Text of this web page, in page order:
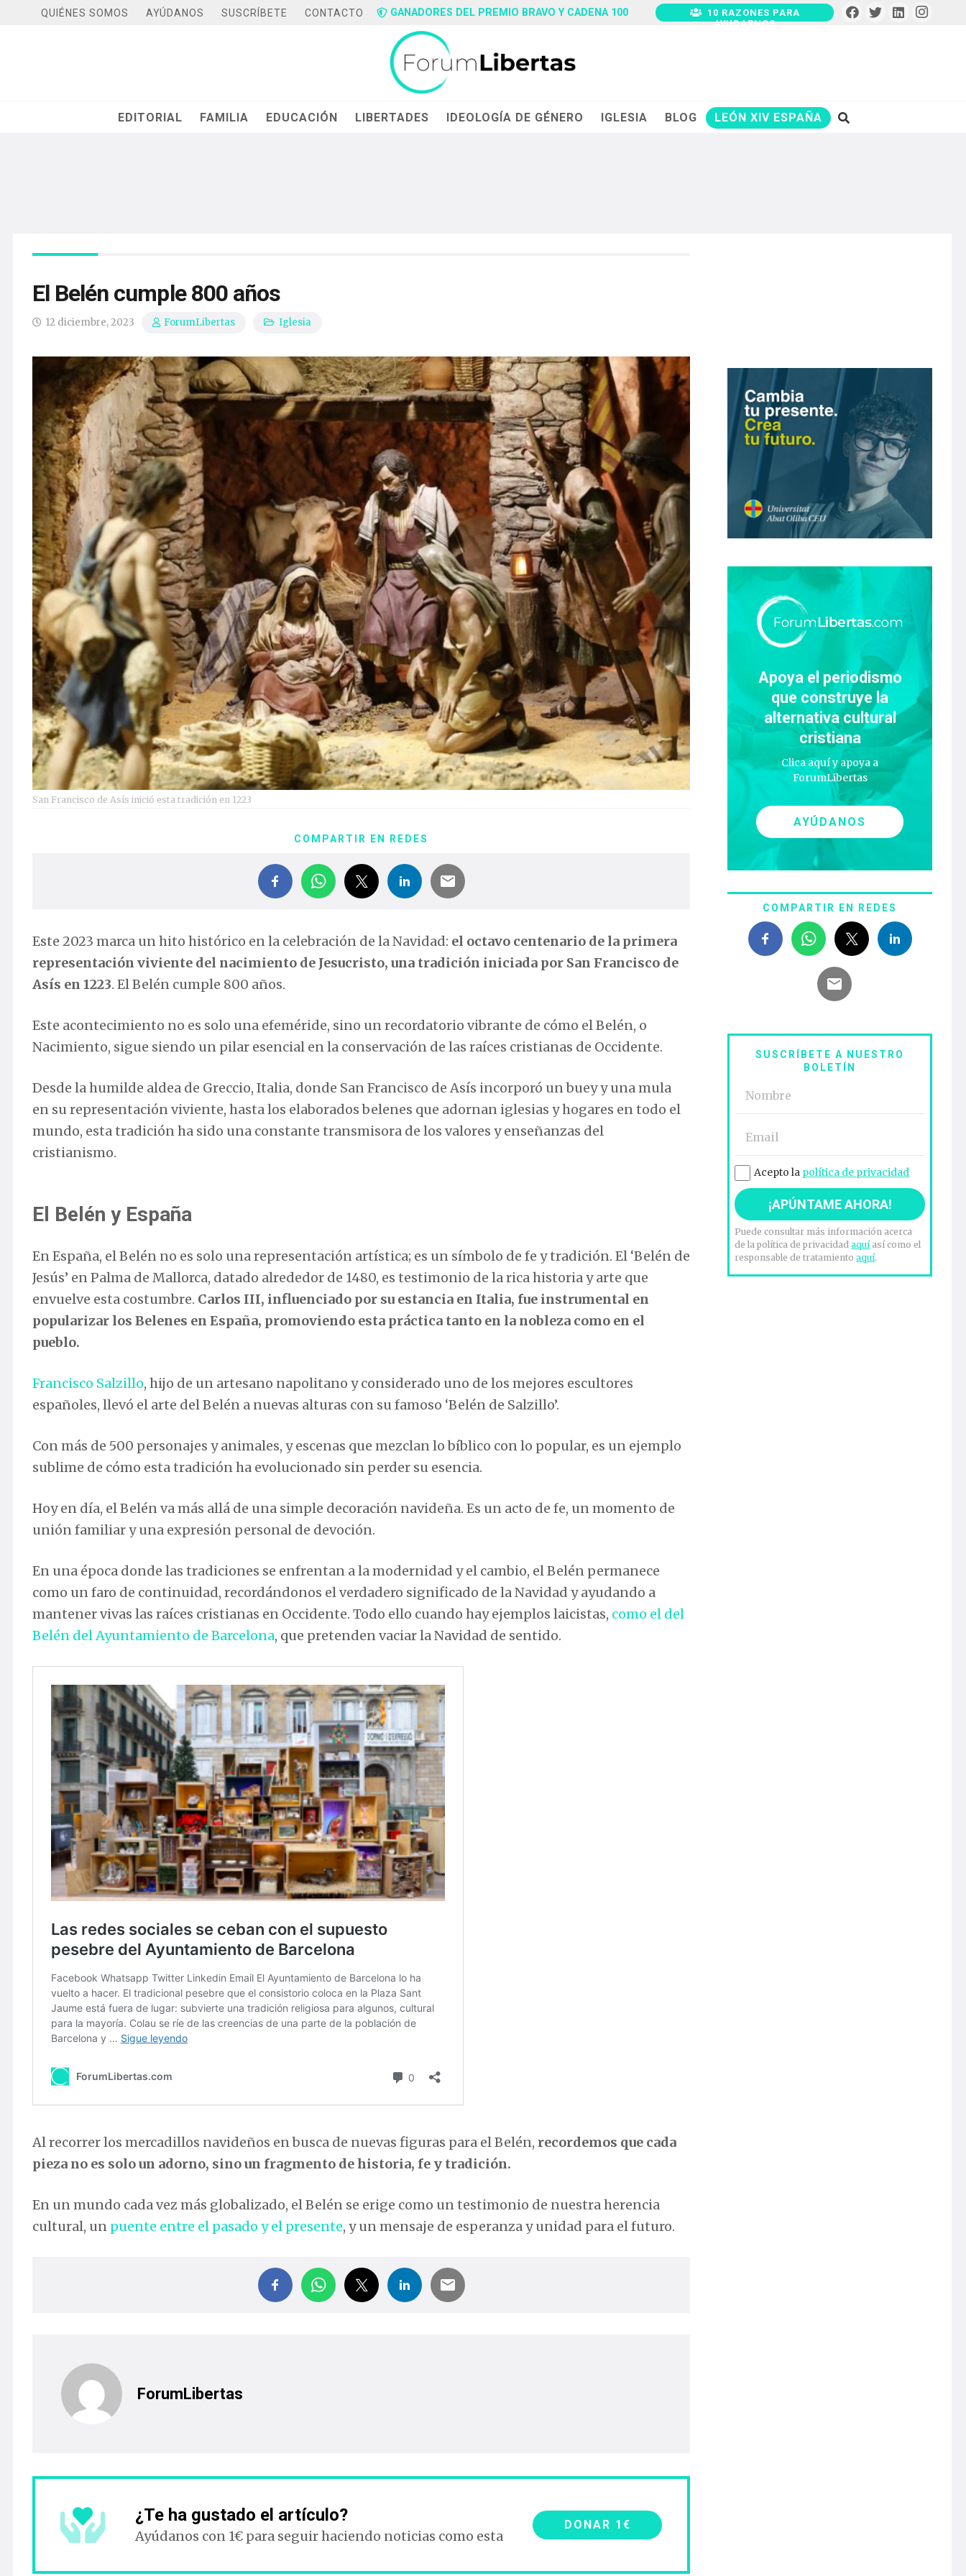
QUIÉNES SOMOS AYÚDANOS SUSCRÍBETE CONTACTO GANADORES DEL PREMIO BRAVO Y CADENA 100
10 RAZONES PARA
AYUDARNOS
EDITORIAL FAMILIA EDUCACIÓN LIBERTADES IDEOLOGÍA DE GÉNERO IGLESIA BLOG LEÓN XIV ESPAÑA
El Belén cumple 800 años
12 diciembre, 2023 ForumLibertas Iglesia
San Francisco de Asís inició esta tradición en 1223
COMPARTIR EN REDES
Este 2023 marca un hito histórico en la celebración de la Navidad: el octavo centenario de la primera
representación viviente del nacimiento de Jesucristo, una tradición iniciada por San Francisco de
Asís en 1223. El Belén cumple 800 años.
Este acontecimiento no es solo una efeméride, sino un recordatorio vibrante de cómo el Belén, o
Nacimiento, sigue siendo un pilar esencial en la conservación de las raíces cristianas de Occidente.
Desde la humilde aldea de Greccio, Italia, donde San Francisco de Asís incorporó un buey y una mula
en su representación viviente, hasta los elaborados belenes que adornan iglesias y hogares en todo el
mundo, esta tradición ha sido una constante transmisora de los valores y enseñanzas del
cristianismo.
El Belén y España
En España, el Belén no es solo una representación artística; es un símbolo de fe y tradición. El ‘Belén de
Jesús’ en Palma de Mallorca, datado alrededor de 1480, es testimonio de la rica historia y arte que
envuelve esta costumbre. Carlos III, influenciado por su estancia en Italia, fue instrumental en
popularizar los Belenes en España, promoviendo esta práctica tanto en la nobleza como en el
pueblo.
Francisco Salzillo, hijo de un artesano napolitano y considerado uno de los mejores escultores
españoles, llevó el arte del Belén a nuevas alturas con su famoso ‘Belén de Salzillo’.
Con más de 500 personajes y animales, y escenas que mezclan lo bíblico con lo popular, es un ejemplo
sublime de cómo esta tradición ha evolucionado sin perder su esencia.
Hoy en día, el Belén va más allá de una simple decoración navideña. Es un acto de fe, un momento de
unión familiar y una expresión personal de devoción.
En una época donde las tradiciones se enfrentan a la modernidad y el cambio, el Belén permanece
como un faro de continuidad, recordándonos el verdadero significado de la Navidad y ayudando a
mantener vivas las raíces cristianas en Occidente. Todo ello cuando hay ejemplos laicistas, como el del
Belén del Ayuntamiento de Barcelona, que pretenden vaciar la Navidad de sentido.
Al recorrer los mercadillos navideños en busca de nuevas figuras para el Belén, recordemos que cada
pieza no es solo un adorno, sino un fragmento de historia, fe y tradición.
En un mundo cada vez más globalizado, el Belén se erige como un testimonio de nuestra herencia
cultural, un puente entre el pasado y el presente, y un mensaje de esperanza y unidad para el futuro.
ForumLibertas
¿Te ha gustado el artículo?
Ayúdanos con 1€ para seguir haciendo noticias como esta
DONAR 1€
Apoya el periodismo
que construye la
alternativa cultural
cristiana
Clica aquí y apoya a
ForumLibertas
AYÚDANOS
COMPARTIR EN REDES
SUSCRÍBETE A NUESTRO
BOLETÍN
Acepto la política de privacidad
Puede consultar más información acerca
de la política de privacidadaquíasí como el
responsable de tratamientoaquí.